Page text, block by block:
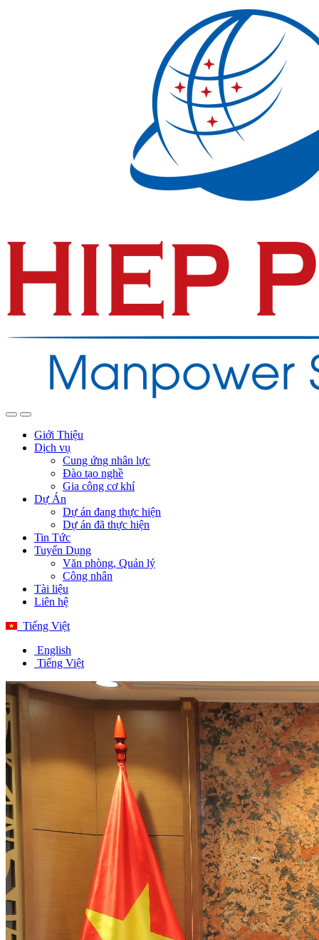
Giới Thiệu
Dịch vụ
Cung ứng nhân lực
Đào tạo nghề
Gia công cơ khí
Dự Án
Dự án đang thực hiện
Dự án đã thực hiện
Tin Tức
Tuyển Dụng
Văn phòng, Quản lý
Công nhân
Tài liệu
Liên hệ
Tiếng Việt
English
Tiếng Việt